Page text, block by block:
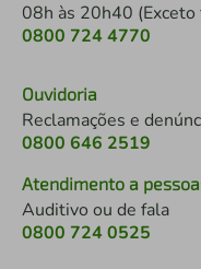
08h às 20h40 (Exceto
0800 724 4770
Ouvidoria
Reclamações e
0800 646 2519
Atendimento a
Auditivo ou de fala
0800 724 0525